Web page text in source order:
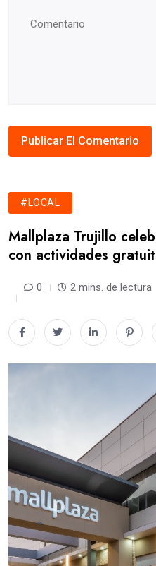
#LOCAL
Mallplaza Trujillo
con actividades
0 2 mins. de lectura